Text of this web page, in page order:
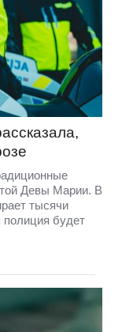
Девы Марии. В
тысячи
полиция будет